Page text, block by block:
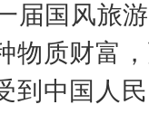
届国风旅
物质财富
到中国人